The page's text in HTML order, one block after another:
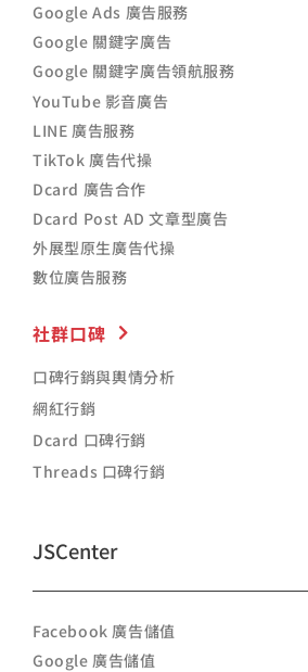
Google Ads 廣告服務
Google 關鍵字廣告
Google 關鍵字廣告領航服務
YouTube 影音廣告
LINE 廣告服務
TikTok 廣告代操
Dcard 廣告合作
Dcard Post AD 文章型廣告
外展型原生廣告代操
數位廣告服務
社群口碑
口碑行銷與輿情分析
網紅行銷
Dcard 口碑行銷
Threads 口碑行銷
JSCenter
Facebook 廣告儲值
Google 廣告儲值